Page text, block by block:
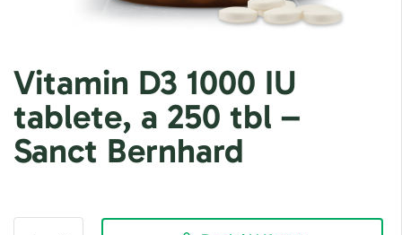
Vitamin D3 1000 IU
tablete, a 250 tbl –
Sanct Bernhard